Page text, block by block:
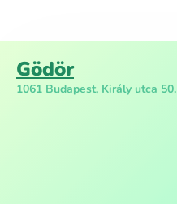
Gödör
1061 Budapest, Király utca 50.